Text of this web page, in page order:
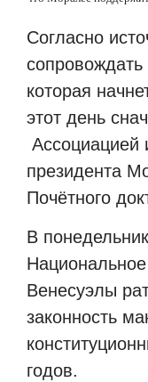
Согласно
сопровождать
которая
этот день
Ассоциацией
президента
Почётного
В
Венесуэлы
законность
годов.